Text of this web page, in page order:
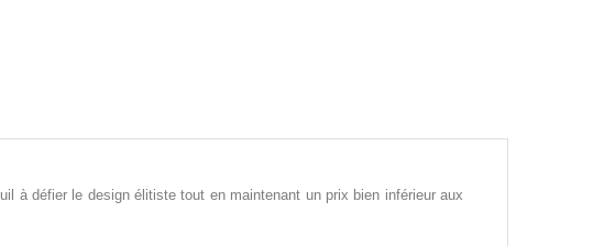
à défier le design élitiste tout en maintenant un prix bien inférieur aux